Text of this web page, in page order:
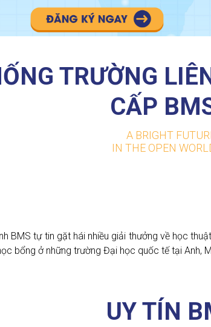
TRƯỜNG
CẤP
A BRIGHT
IN THE OPEN
BMS tự tin gặt hái nhiều giải thưởng về học
bổng ở những trường Đại học quốc tế tại Anh,
UY TÍN